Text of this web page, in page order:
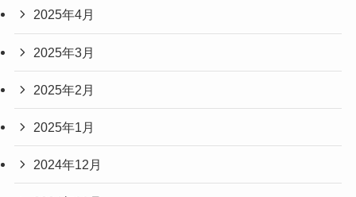
2025年4月
2025年3月
2025年2月
2025年1月
2024年12月